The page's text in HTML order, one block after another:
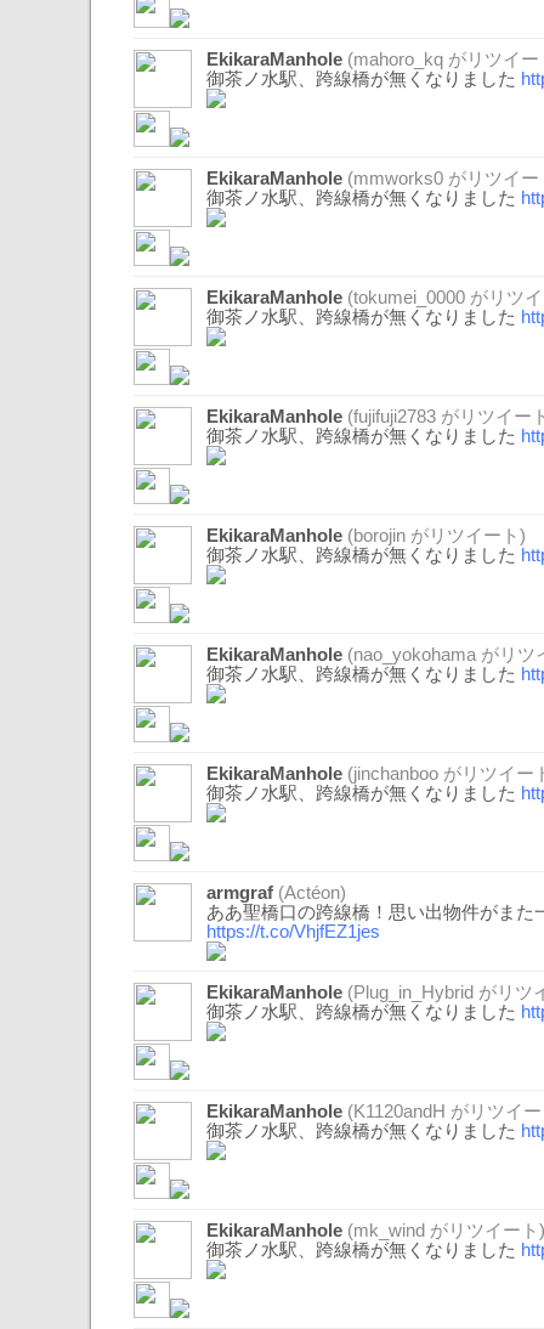
EkikaraManhole (mahoro_kq がリツイー
御茶ノ水駅、跨線橋が無くなりました
EkikaraManhole (mmworks0 がリツイー
御茶ノ水駅、跨線橋が無くなりました
EkikaraManhole (tokumei_0000 がリツ
御茶ノ水駅、跨線橋が無くなりました
EkikaraManhole (fujifuji2783 がリツイー
御茶ノ水駅、跨線橋が無くなりました
EkikaraManhole (borojin がリツイート)
御茶ノ水駅、跨線橋が無くなりました
EkikaraManhole (nao_yokohama がリツ
御茶ノ水駅、跨線橋が無くなりました
EkikaraManhole (jinchanboo がリツイー
御茶ノ水駅、跨線橋が無くなりました
armgraf (Actéon)
ああ聖橋口の跨線橋！思い出物件がまた
https://t.co/VhjfEZ1jes
EkikaraManhole (Plug_in_Hybrid がリツ
御茶ノ水駅、跨線橋が無くなりました
EkikaraManhole (K1120andH がリツイ
御茶ノ水駅、跨線橋が無くなりました
EkikaraManhole (mk_wind がリツイート)
御茶ノ水駅、跨線橋が無くなりました